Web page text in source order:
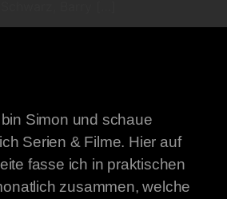
Simon und schaue
Serien & Filme. Hier auf
fasse ich in praktischen
zusammen, welche